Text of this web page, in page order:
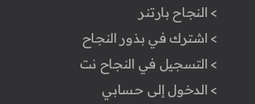
> النجاح بارتنر
> اشترك في بذور النجاح
> التسجيل في النجاح نت
> الدخول إلى حسابي